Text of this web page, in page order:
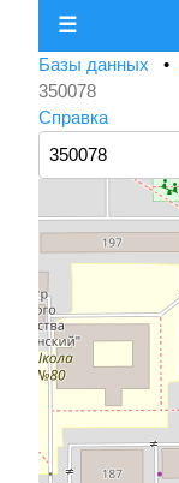
☰
Базы данных •
350078
Справка